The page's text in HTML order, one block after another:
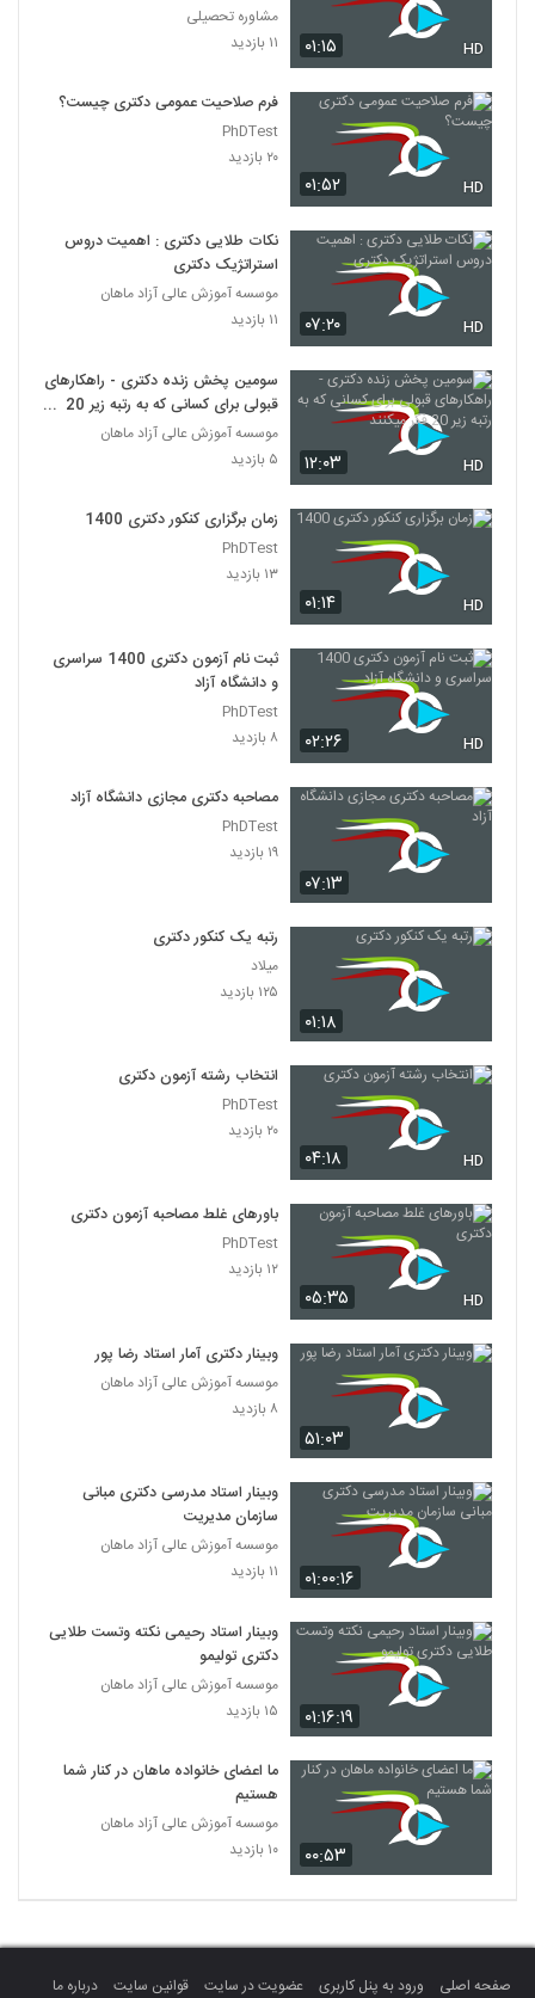
۰۱:۱۵ HD
مشاوره تحصیلی
۱۱ بازدید
۰۱:۵۲ HD
فرم صلاحیت عمومی دکتری چیست؟
PhDTest
۲۰ بازدید
۰۷:۲۰ HD
نکات طلایی دکتری : اهمیت دروس
استراتژیک دکتری
موسسه آموزش عالی آزاد ماهان
۱۱ بازدید
۱۲:۰۳ HD
سومین پخش زنده دکتری - راهکارهای
قبولی برای کسانی که به رتبه زیر 20
فکر میکنند
موسسه آموزش عالی آزاد ماهان
۵ بازدید
۰۱:۱۴ HD
زمان برگزاری کنکور دکتری 1400
PhDTest
۱۳ بازدید
۰۲:۲۶ HD
ثبت نام آزمون دکتری 1400 سراسری
و دانشگاه آزاد
PhDTest
۸ بازدید
۰۷:۱۳
مصاحبه دکتری مجازی دانشگاه آزاد
PhDTest
۱۹ بازدید
۰۱:۱۸
رتبه یک کنکور دکتری
میلاد
۱۲۵ بازدید
۰۴:۱۸ HD
انتخاب رشته آزمون دکتری
PhDTest
۲۰ بازدید
۰۵:۳۵ HD
باورهای غلط مصاحبه آزمون دکتری
PhDTest
۱۲ بازدید
۵۱:۰۳
وبینار دکتری آمار استاد رضا پور
موسسه آموزش عالی آزاد ماهان
۸ بازدید
۰۱:۰۰:۱۶
وبینار استاد مدرسی دکتری مبانی
سازمان مدیریت
موسسه آموزش عالی آزاد ماهان
۱۱ بازدید
۰۱:۱۶:۱۹
وبینار استاد رحیمی نکته وتست طلایی
دکتری تولیمو
موسسه آموزش عالی آزاد ماهان
۱۵ بازدید
۰۰:۵۳
ما اعضای خانواده ماهان در کنار شما
هستیم
موسسه آموزش عالی آزاد ماهان
۱۰ بازدید
صفحه اصلی ورود به پنل کاربری عضویت در سایت قوانین سایت درباره ما